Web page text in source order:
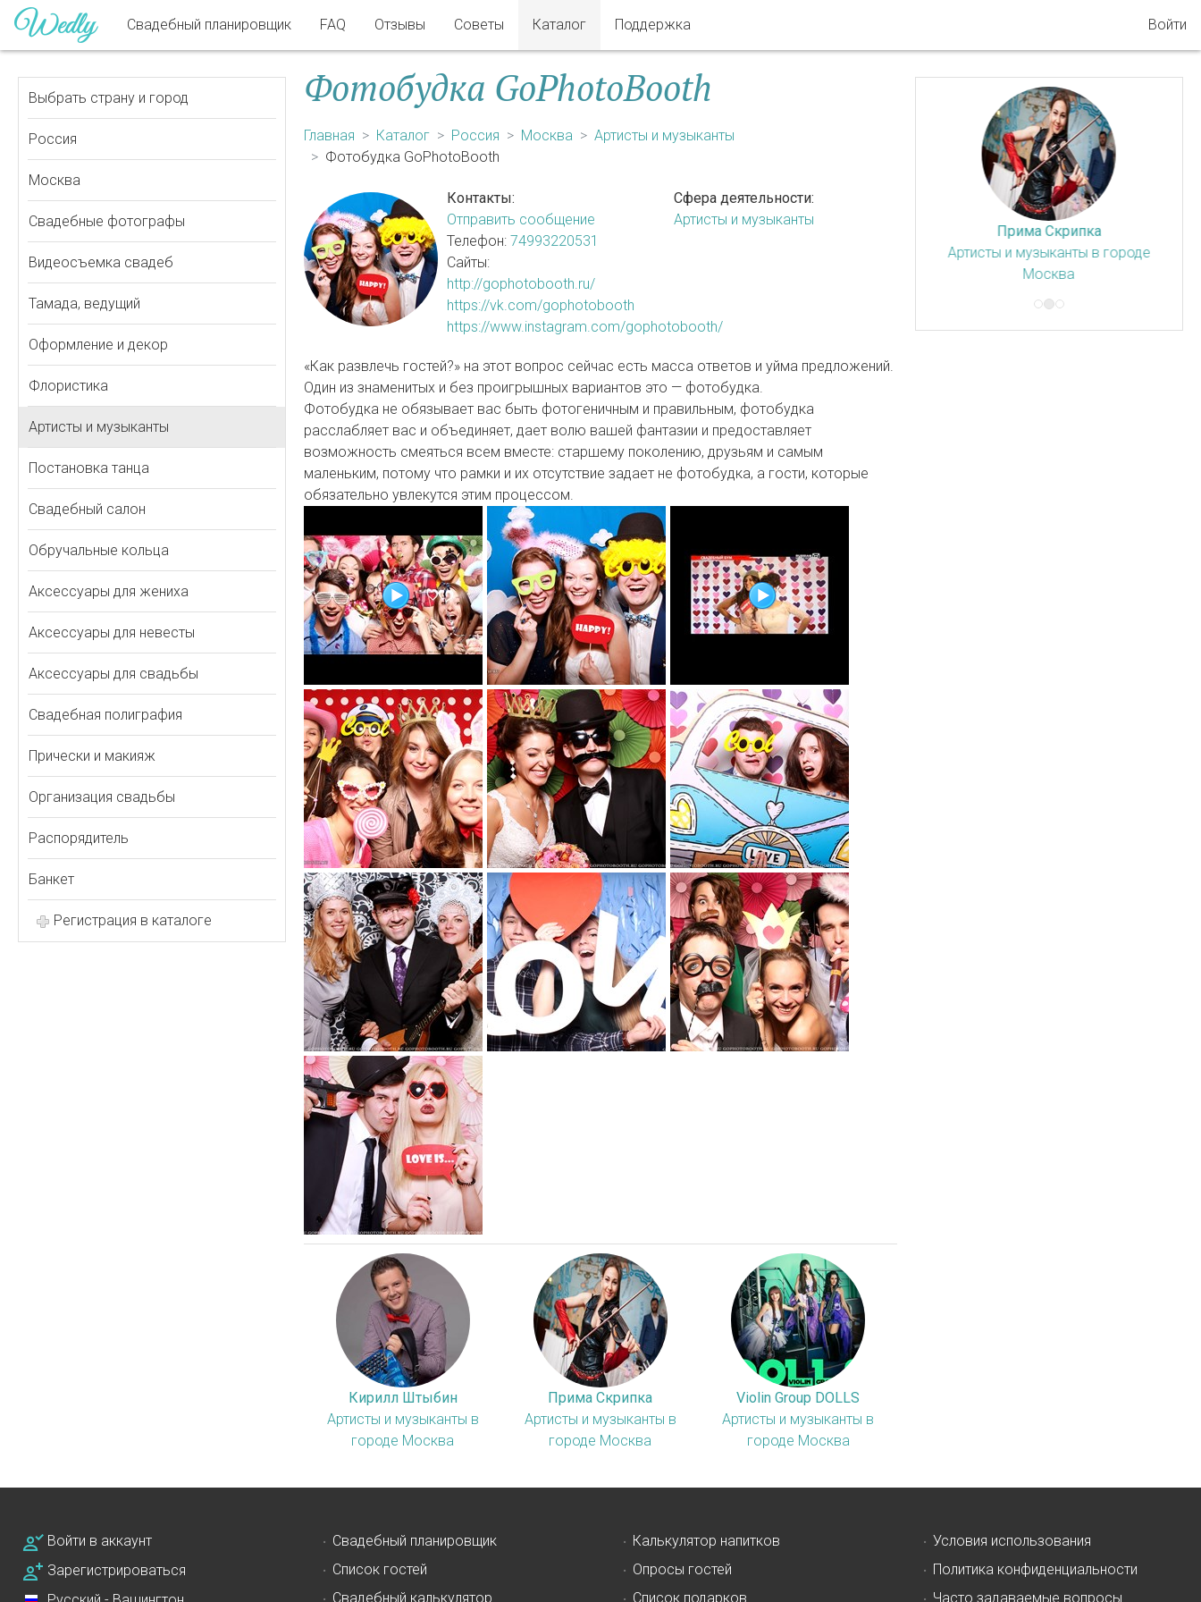
Свадебный планировщик FAQ Отзывы Советы Каталог Поддержка Войти
Фотобудка GoPhotoBooth
Главная Каталог Россия Москва
Артисты и музыканты
Фотобудка GoPhotoBooth
Контакты:
Отправить сообщение
Телефон: 74993220531
Сайты:
http://gophotobooth.ru/
https://vk.com/gophotobooth
https://www.instagram.com/gophotobooth/
Сфера деятельности:
Артисты и музыканты
«Как развлечь гостей?» на этот вопрос сейчас есть масса ответов и уйма предложений.
Один из знаменитых и без проигрышных вариантов это — фотобудка.
Фотобудка не обязывает вас быть фотогеничным и правильным, фотобудка
расслабляет вас и объединяет, дает волю вашей фантазии и предоставляет
возможность смеяться всем вместе: старшему поколению, друзьям и самым
маленьким, потому что рамки и их отсутствие задает не фотобудка, а гости, которые
обязательно увлекутся этим процессом.
Кирилл Штыбин
Артисты и музыканты в
городе Москва
Прима Скрипка
Артисты и музыканты в
городе Москва
Violin Group DOLLS
Артисты и музыканты в
городе Москва
Выбрать страну и город
Россия
Москва
Свадебные фотографы
Видеосъемка свадеб
Тамада, ведущий
Оформление и декор
Флористика
Артисты и музыканты
Постановка танца
Свадебный салон
Обручальные кольца
Аксессуары для жениха
Аксессуары для невесты
Аксессуары для свадьбы
Свадебная полиграфия
Прически и макияж
Организация свадьбы
Распорядитель
Банкет
Регистрация в каталоге
Прима Скрипка
Violin Group DOLLS
Артисты и музыканты в городе
Москва
Войти в аккаунт
Зарегистрироваться
Свадебный планировщик
Список гостей
Свадебный калькулятор
Калькулятор напитков
Опросы гостей
Список подарков
Условия использования
Политика конфиденциальности
Часто задаваемые вопросы